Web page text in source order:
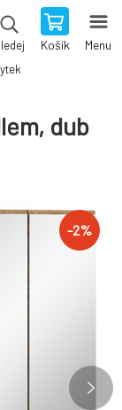
Košík Menu
dub
-2%